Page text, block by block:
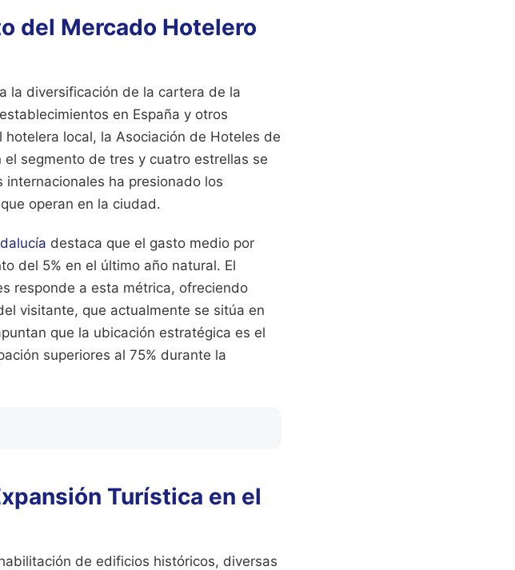
del Mercado Hotelero
la diversificación de la cartera de la
en España y otros
local, la Asociación de Hoteles de
segmento de tres y cuatro estrellas se
ha presionado los
operan en la ciudad.
destaca que el gasto medio por
del 5% en el último año natural. El
responde a esta métrica, ofreciendo
visitante, que actualmente se sitúa en
que la ubicación estratégica es el
superiores al 75% durante la
Turística en el
de edificios históricos, diversas